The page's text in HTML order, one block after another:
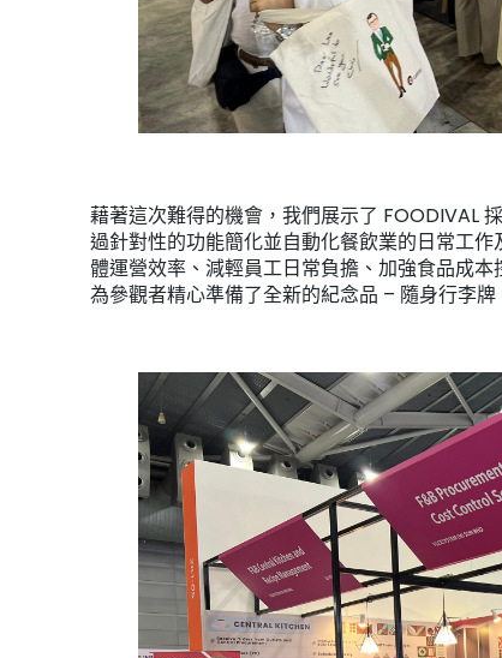
藉著這次難得的機會，我們展示了 FOODIVAL
過針對性的功能簡化並自動化餐飲業的日常工
體運營效率、減輕員工日常負擔、加強食品成
為參觀者精心準備了全新的紀念品 – 隨身行李